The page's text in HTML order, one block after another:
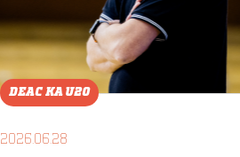
DEAC KA U20
2026.06.28